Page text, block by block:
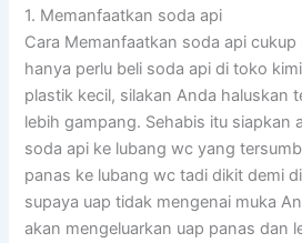
1. Memanfaatkan soda api
Cara Memanfaatkan soda api cukup
hanya perlu beli soda api di toko
plastik kecil, silakan Anda haluskan
lebih gampang. Sehabis itu siapkan
soda api ke lubang wc yang
panas ke lubang wc tadi dikit demi
supaya uap tidak mengenai muka
akan mengeluarkan uap panas dan